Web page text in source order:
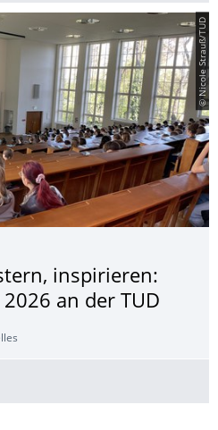
© Nicole Strauß/TUD
inspirieren:
2026 an der TUD